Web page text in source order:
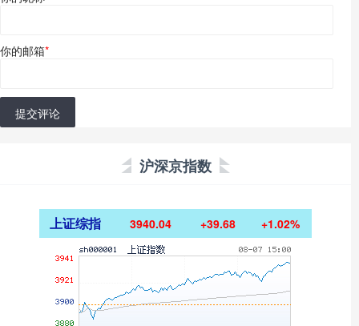
你的邮箱*
提交评论
沪深京指数
上证综指 3940.04 +39.68 +1.02%